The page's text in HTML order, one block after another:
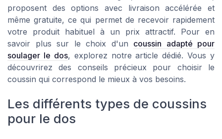
proposent des options avec livraison accélérée et
même gratuite, ce qui permet de recevoir rapidement
votre produit habituel à un prix attractif. Pour en
savoir plus sur le choix d'un coussin adapté pour
soulager le dos, explorez notre article dédié. Vous y
découvrirez des conseils précieux pour choisir le
coussin qui correspond le mieux à vos besoins.
Les différents types de coussins
pour le dos